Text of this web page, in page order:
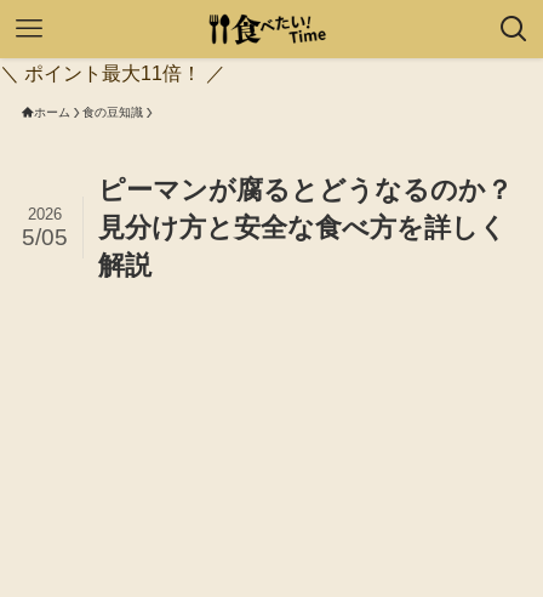
＼ ポイント最大11倍！ ／
ホーム 食の豆知識
ピーマンが腐るとどうなるのか？
見分け方と安全な食べ方を詳しく
解説
2026
5/05